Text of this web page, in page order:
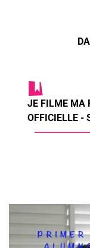
JE FILME MA
OFFICIELLE -